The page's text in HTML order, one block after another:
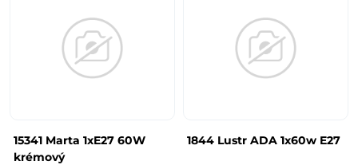
15341 Marta 1xE27 60W
krémový
1844 Lustr ADA 1x60w E27